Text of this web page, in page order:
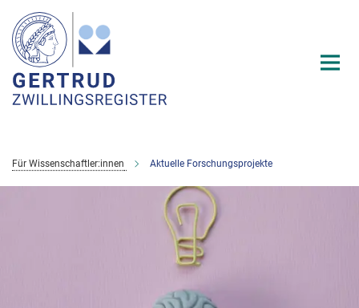
Hauptinhalt
Für Wissenschaftler:innen Aktuelle Forschungsprojekte